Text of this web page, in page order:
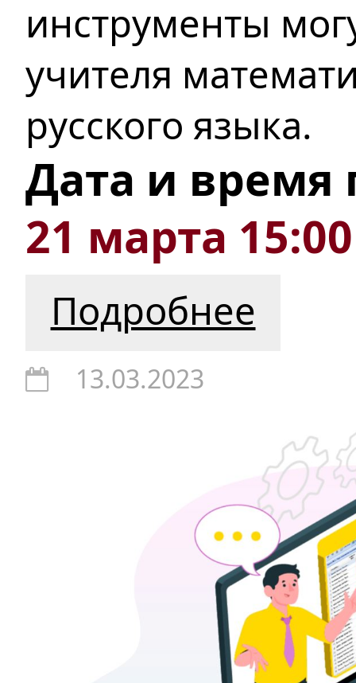
инструменты
учителя
русского языка.
Дата и время
21 марта
Подробнее
13.03.2023